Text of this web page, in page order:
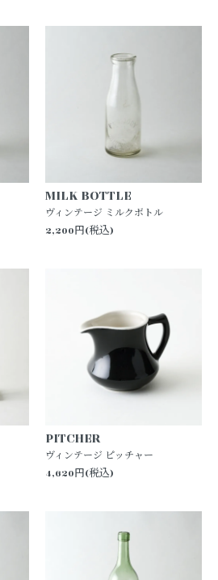
MILK BOTTLE
ヴィンテージ ミルクボトル
2,200円(税込)
PITCHER
ヴィンテージ ピッチャー
4,620円(税込)